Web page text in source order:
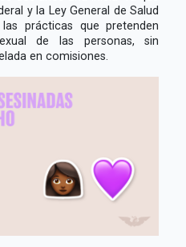
y la Ley General de Salud
prácticas que pretenden
de las personas, sin
en comisiones.